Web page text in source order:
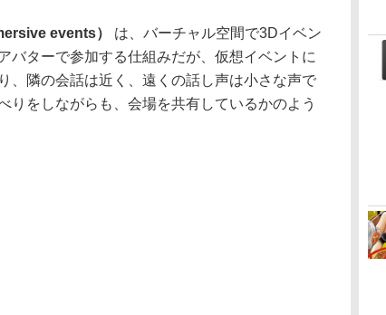
events） は、バーチャル空間で3Dイベン
バターで参加する仕組みだが、仮想イベントに
、隣の会話は近く、遠くの話し声は小さな声で
りをしながらも、会場を共有しているかのよう